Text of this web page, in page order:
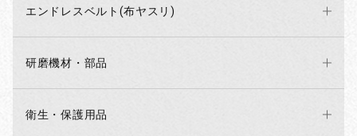
エンドレスベルト(布ヤスリ)
研磨機材・部品
衛生・保護用品